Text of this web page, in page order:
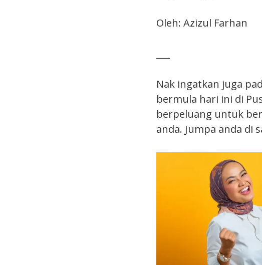
Oleh: Azizul Farhan
Nak ingatkan juga
bermula hari ini di
berpeluang untuk
anda. Jumpa anda di